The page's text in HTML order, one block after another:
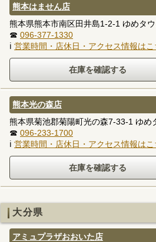
熊本はません店
熊本県熊本市南区田井島1-2-1 ゆめタ
☎ 096-377-1330
ℹ 営業時間・店休日・アクセス情報はこ
熊本光の森店
熊本県菊池郡菊陽町光の森7-33-1 ゆめ
☎ 096-233-1700
ℹ 営業時間・店休日・アクセス情報はこ
大分県
アミュプラザおおいた店